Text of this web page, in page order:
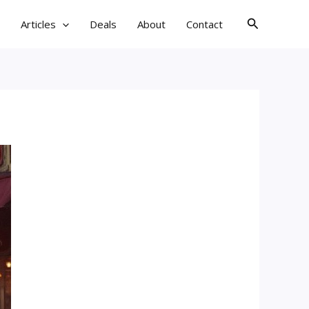
Articles Deals About Contact
검